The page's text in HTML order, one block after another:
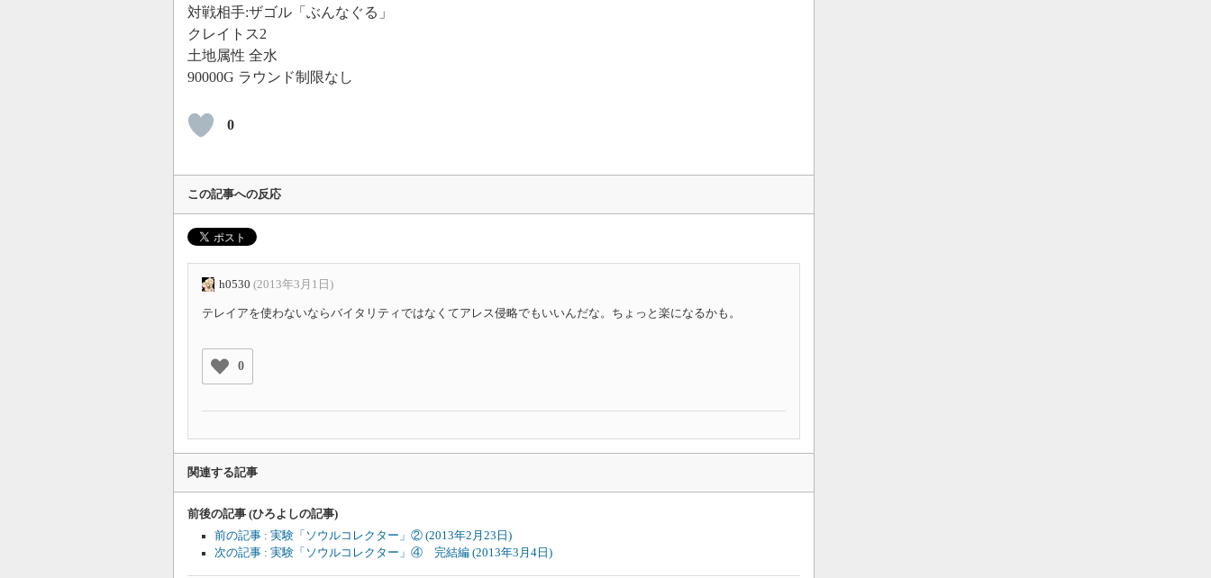
対戦相手:ザゴル「ぶんなぐる」
クレイトス2
土地属性 全水
90000G ラウンド制限なし
0
この記事への反応
h0530 (2013年3月1日)
テレイアを使わないならバイタリティではなくてアレス侵略でもいいんだな。ちょっと楽になるかも。
0
関連する記事
前後の記事 (ひろよしの記事)
前の記事 : 実験「ソウルコレクター」② (2013年2月23日)
次の記事 : 実験「ソウルコレクター」④ 完結編 (2013年3月4日)